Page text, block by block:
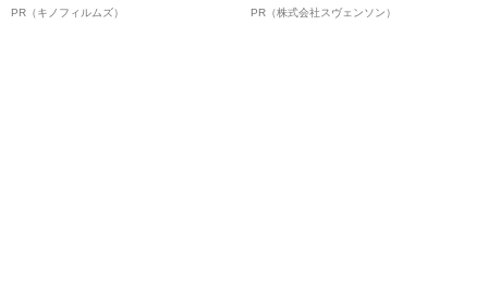
ルインタビュー“観客を魅了した
PR（キノフィルムズ）
オイ”や“ベタつき”を解消す
PR（株式会社スヴェンソン）